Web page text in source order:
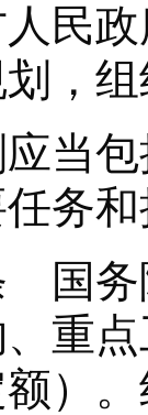
民
，
包
务
务院
重
）